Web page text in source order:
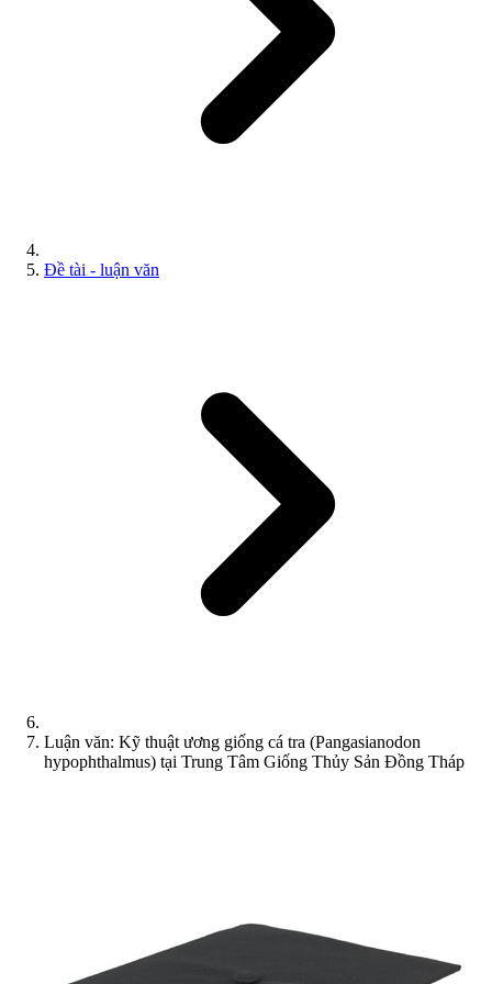
Đề tài - luận văn
Luận văn: Kỹ thuật ương giống cá tra (Pangasianodon
hypophthalmus) tại Trung Tâm Giống Thủy Sản Đồng Tháp